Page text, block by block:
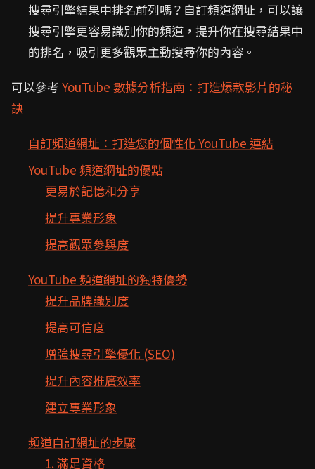
搜尋引擎結果中排名前列嗎？自訂頻道網址，可以讓
搜尋引擎更容易識別你的頻道，提升你在搜尋結果中
的排名，吸引更多觀眾主動搜尋你的內容。
可以參考 YouTube 數據分析指南：打造爆款影片的秘
訣
自訂頻道網址：打造您的個性化 YouTube 連結
YouTube 頻道網址的優點
更易於記憶和分享
提升專業形象
提高觀眾參與度
YouTube 頻道網址的獨特優勢
提升品牌識別度
提高可信度
增強搜尋引擎優化 (SEO)
提升內容推廣效率
建立專業形象
頻道自訂網址的步驟
1. 滿足資格